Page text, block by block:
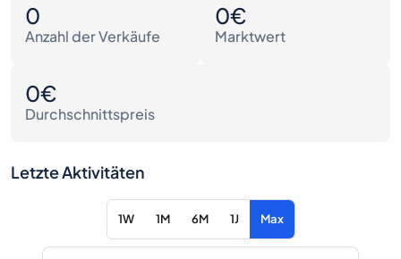
0
Anzahl der Verkäufe
0€
Marktwert
0€
Durchschnittspreis
Letzte Aktivitäten
1W 1M 6M 1J Max